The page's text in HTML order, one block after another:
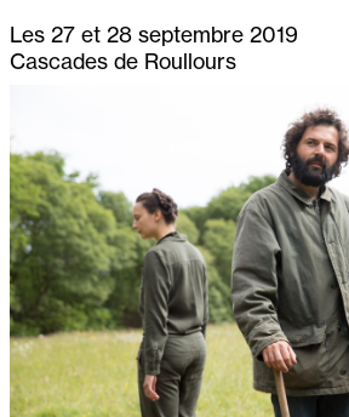
Les 27 et 28 septembre 2019
Cascades de Roullours